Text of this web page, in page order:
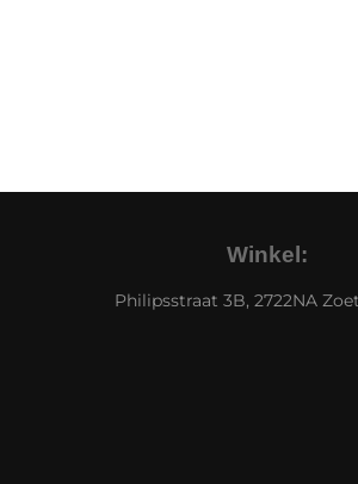
Winkel:
Philipsstraat 3B, 2722NA